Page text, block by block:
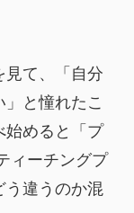
見て、「自分
と憧れたこ
始めると「プ
ィーチングプ
う違うのか混